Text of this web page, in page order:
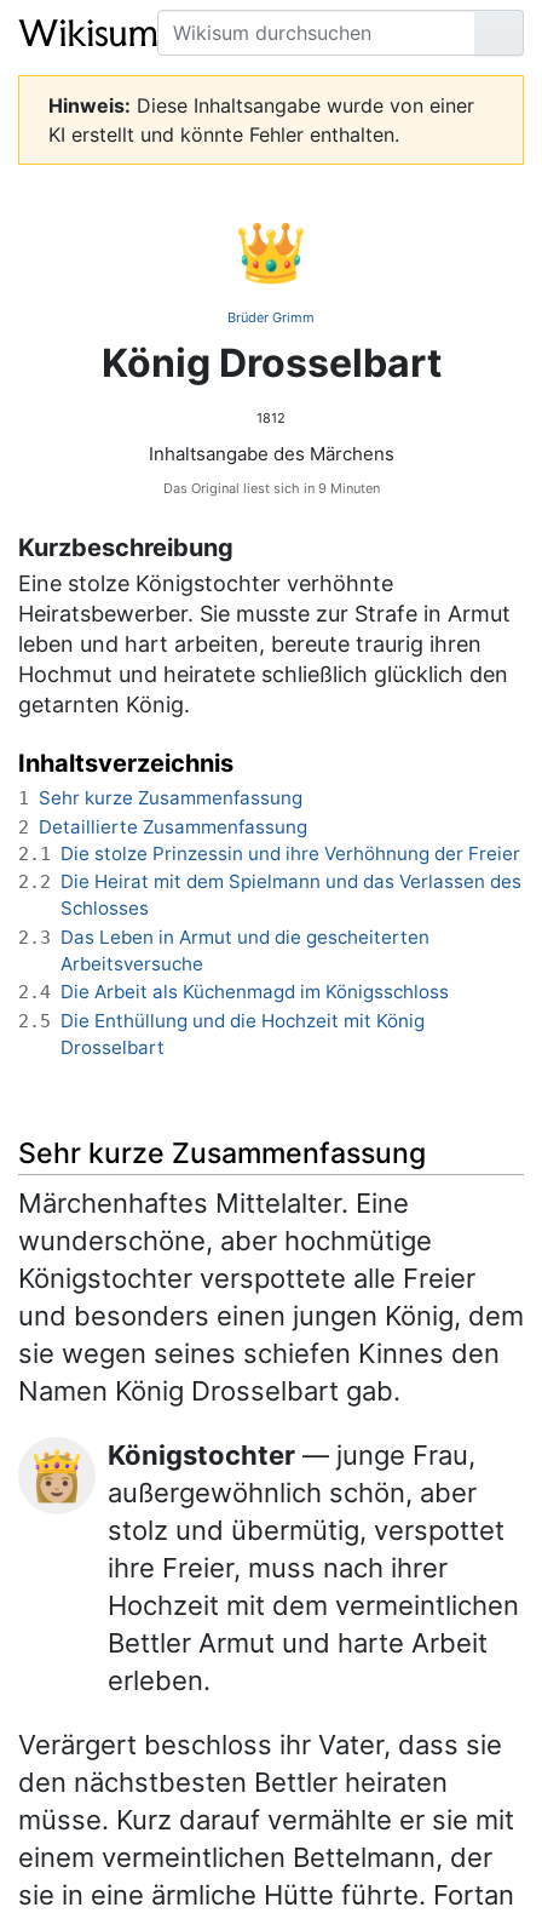
Suche
Seite
Hinweis: Diese Inhaltsangabe wurde von einer
KI erstellt und könnte Fehler enthalten.
👑
Brüder Grimm
König Drosselbart
1812
Inhaltsangabe des Märchens
Das Original liest sich in 9 Minuten
Kurzbeschreibung
Eine stolze Königstochter verhöhnte
Heiratsbewerber. Sie musste zur Strafe in Armut
leben und hart arbeiten, bereute traurig ihren
Hochmut und heiratete schließlich glücklich den
getarnten König.
Inhaltsverzeichnis
1 Sehr kurze Zusammenfassung
2 Detaillierte Zusammenfassung
2.1 Die stolze Prinzessin und ihre Verhöhnung der Freier
2.2 Die Heirat mit dem Spielmann und das Verlassen des
Schlosses
2.3 Das Leben in Armut und die gescheiterten
Arbeitsversuche
2.4 Die Arbeit als Küchenmagd im Königsschloss
2.5 Die Enthüllung und die Hochzeit mit König
Drosselbart
Sehr kurze Zusammenfassung
Märchenhaftes Mittelalter. Eine
wunderschöne, aber hochmütige
Königstochter verspottete alle Freier
und besonders einen jungen König, dem
sie wegen seines schiefen Kinnes den
Namen König Drosselbart gab.
👸🏼 Königstochter — junge Frau,
außergewöhnlich schön, aber
stolz und übermütig, verspottet
ihre Freier, muss nach ihrer
Hochzeit mit dem vermeintlichen
Bettler Armut und harte Arbeit
erleben.
Verärgert beschloss ihr Vater, dass sie
den nächstbesten Bettler heiraten
müsse. Kurz darauf vermählte er sie mit
einem vermeintlichen Bettelmann, der
sie in eine ärmliche Hütte führte. Fortan